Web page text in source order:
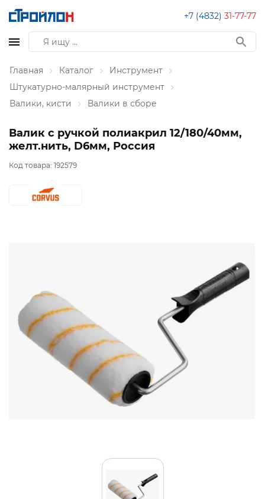
+7 (4832) 31-77-77
Главная Каталог
Инструмент
Штукатурно-малярный инструмент
Валики, кисти
Валики в сборе
Валик с ручкой полиакрил 12/180/40мм,
желт.нить, D6мм, Россия
Код товара: 192579